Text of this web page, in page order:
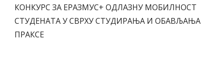
КОНКУРС ЗА ЕРАЗМУС+ ОДЛАЗНУ МОБИЛНОСТ
СТУДЕНАТА У СВРХУ СТУДИРАЊА И ОБАВЉАЊА
ПРАКСЕ